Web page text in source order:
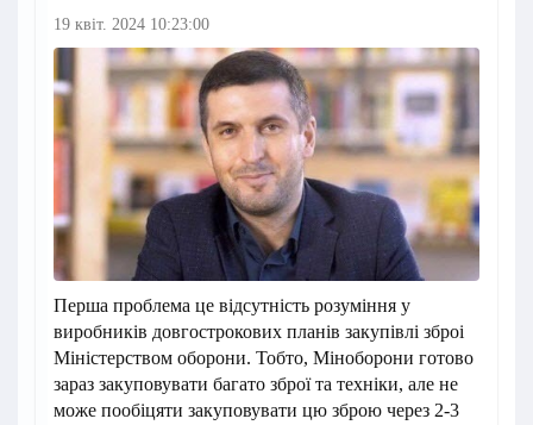
19 квіт. 2024 10:23:00
Перша проблема це відсутність розуміння у
виробників довгострокових планів закупівлі зброі
Міністерством оборони. Тобто, Міноборони готово
зараз закуповувати багато зброї та техніки, але не
може пообіцяти закуповувати цю зброю через 2-3